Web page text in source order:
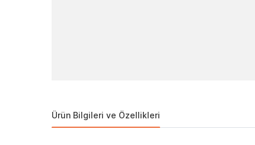
Ürün Bilgileri ve Özellikleri